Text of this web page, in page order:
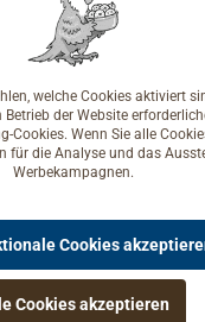
für
für Rauchfänger
welche Cookies aktiviert
der Website
Cookies. Wenn Sie alle
für die Analyse und das
Werbekampagnen.
Cookies
Cookies akzeptieren